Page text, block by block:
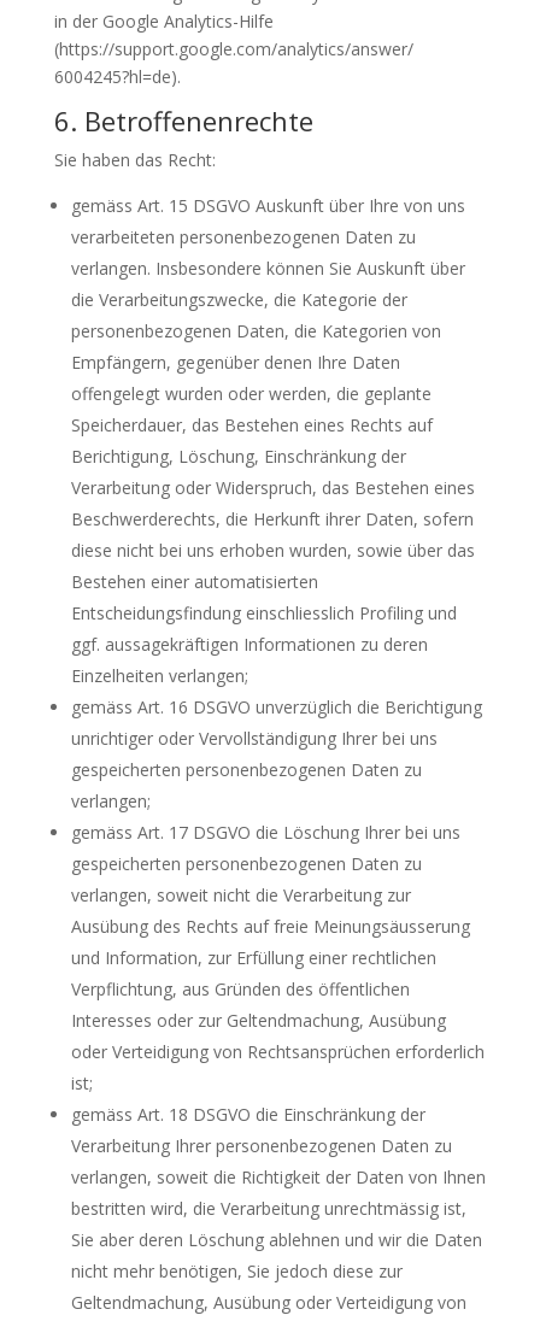
in der Google Analytics-Hilfe
(https://support.google.com/analytics/answer/
6004245?hl=de).
6. Betroffenenrechte
Sie haben das Recht:
gemäss Art. 15 DSGVO Auskunft über Ihre von uns
verarbeiteten personenbezogenen Daten zu
verlangen. Insbesondere können Sie Auskunft über
die Verarbeitungszwecke, die Kategorie der
personenbezogenen Daten, die Kategorien von
Empfängern, gegenüber denen Ihre Daten
offengelegt wurden oder werden, die geplante
Speicherdauer, das Bestehen eines Rechts auf
Berichtigung, Löschung, Einschränkung der
Verarbeitung oder Widerspruch, das Bestehen eines
Beschwerderechts, die Herkunft ihrer Daten, sofern
diese nicht bei uns erhoben wurden, sowie über das
Bestehen einer automatisierten
Entscheidungsfindung einschliesslich Profiling und
ggf. aussagekräftigen Informationen zu deren
Einzelheiten verlangen;
gemäss Art. 16 DSGVO unverzüglich die Berichtigung
unrichtiger oder Vervollständigung Ihrer bei uns
gespeicherten personenbezogenen Daten zu
verlangen;
gemäss Art. 17 DSGVO die Löschung Ihrer bei uns
gespeicherten personenbezogenen Daten zu
verlangen, soweit nicht die Verarbeitung zur
Ausübung des Rechts auf freie Meinungsäusserung
und Information, zur Erfüllung einer rechtlichen
Verpflichtung, aus Gründen des öffentlichen
Interesses oder zur Geltendmachung, Ausübung
oder Verteidigung von Rechtsansprüchen erforderlich
ist;
gemäss Art. 18 DSGVO die Einschränkung der
Verarbeitung Ihrer personenbezogenen Daten zu
verlangen, soweit die Richtigkeit der Daten von Ihnen
bestritten wird, die Verarbeitung unrechtmässig ist,
Sie aber deren Löschung ablehnen und wir die Daten
nicht mehr benötigen, Sie jedoch diese zur
Geltendmachung, Ausübung oder Verteidigung von